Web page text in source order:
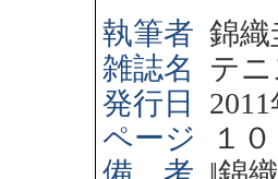
執筆者 錦織
雑誌名
テ
発行日
2011
ページ
１